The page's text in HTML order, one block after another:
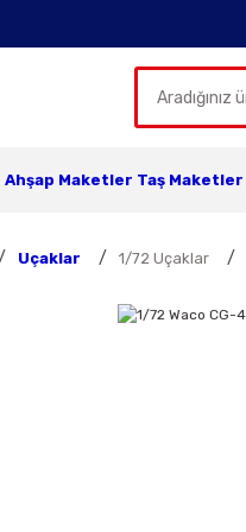
Ahşap Maketler Taş Maketler
Uçaklar 1/72 Uçaklar